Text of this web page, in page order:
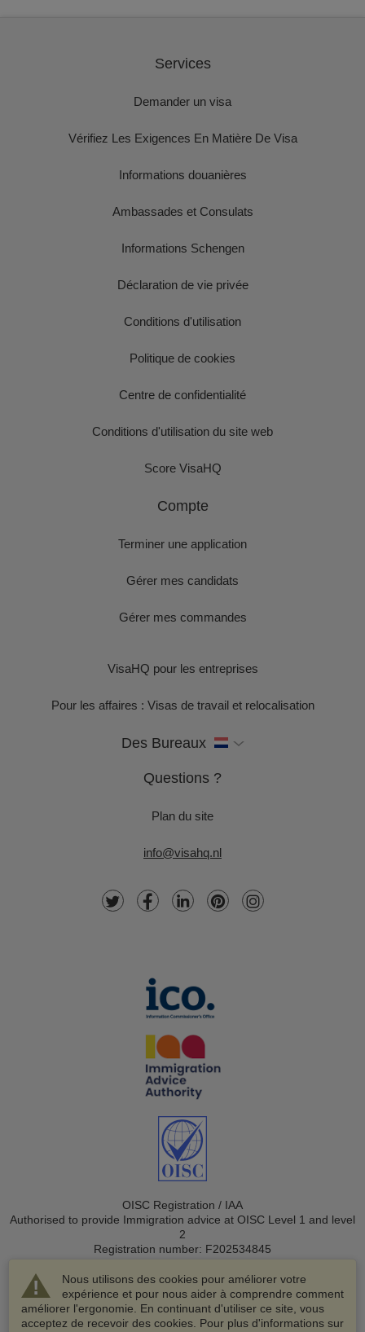
Nous utilisons des cookies pour améliorer votre
expérience et pour nous aider à comprendre comment
améliorer l'ergonomie. En continuant d'utiliser ce site, vous
acceptez de recevoir des cookies. Pour plus d'informations sur
Services
Demander un visa
Vérifiez Les Exigences En Matière De Visa
Informations douanières
Ambassades et Consulats
Informations Schengen
Déclaration de vie privée
Conditions d'utilisation
Politique de cookies
Centre de confidentialité
Conditions d'utilisation du site web
Score VisaHQ
Compte
Terminer une application
Gérer mes candidats
Gérer mes commandes
VisaHQ pour les entreprises
Pour les affaires : Visas de travail et relocalisation
Des Bureaux
Questions ?
Plan du site
info@visahq.nl
OISC Registration / IAA
Authorised to provide Immigration advice at OISC Level 1 and level
2
Registration number: F202534845